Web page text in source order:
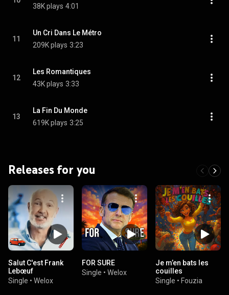
38K plays 4:01
11
Un Cri Dans Le Métro
209K plays 3:23
12
Les Romantiques
43K plays 3:33
13
La Fin Du Monde
619K plays 3:25
Releases for you
Salut C'est Frank
Lebœuf
Single • Welox
FOR SURE
Single • Welox
Je m’en bats les
couilles
Single • Fouzia